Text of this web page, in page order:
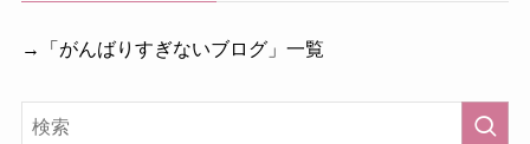
→「がんばりすぎないブログ」一覧